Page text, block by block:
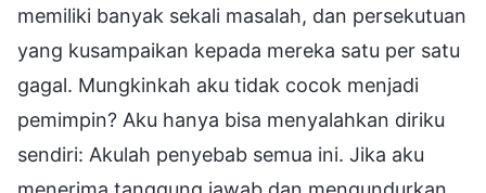
memiliki banyak sekali masalah, dan persekutuan
yang kusampaikan kepada mereka satu per satu
gagal. Mungkinkah aku tidak cocok menjadi
pemimpin? Aku hanya bisa menyalahkan diriku
sendiri: Akulah penyebab semua ini. Jika aku